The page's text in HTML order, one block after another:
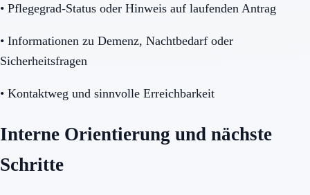
• Pflegegrad-Status oder Hinweis auf laufenden Antrag
• Informationen zu Demenz, Nachtbedarf oder
Sicherheitsfragen
• Kontaktweg und sinnvolle Erreichbarkeit
Interne Orientierung und nächste
Schritte